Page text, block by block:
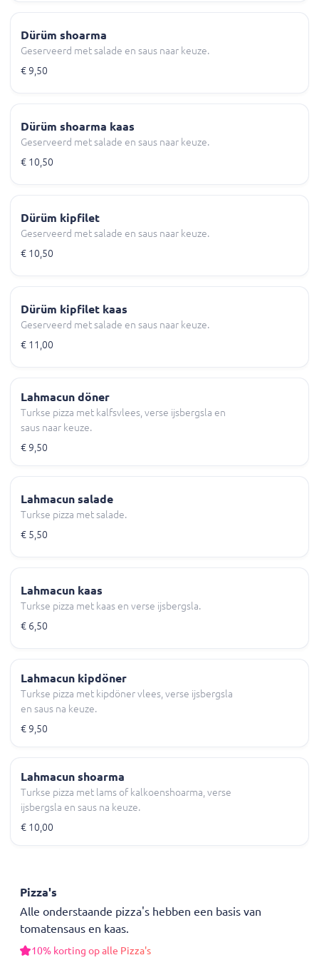
Dürüm shoarma
Geserveerd met salade en saus naar keuze.
€ 9,50
Dürüm shoarma kaas
Geserveerd met salade en saus naar keuze.
€ 10,50
Dürüm kipfilet
Geserveerd met salade en saus naar keuze.
€ 10,50
Dürüm kipfilet kaas
Geserveerd met salade en saus naar keuze.
€ 11,00
Lahmacun döner
Turkse pizza met kalfsvlees, verse ijsbergsla en
saus naar keuze.
€ 9,50
Lahmacun salade
Turkse pizza met salade.
€ 5,50
Lahmacun kaas
Turkse pizza met kaas en verse ijsbergsla.
€ 6,50
Lahmacun kipdöner
Turkse pizza met kipdöner vlees, verse ijsbergsla
en saus na keuze.
€ 9,50
Lahmacun shoarma
Turkse pizza met lams of kalkoenshoarma, verse
ijsbergsla en saus na keuze.
€ 10,00
Pizza's
Alle onderstaande pizza's hebben een basis van
tomatensaus en kaas.
10% korting op alle Pizza's